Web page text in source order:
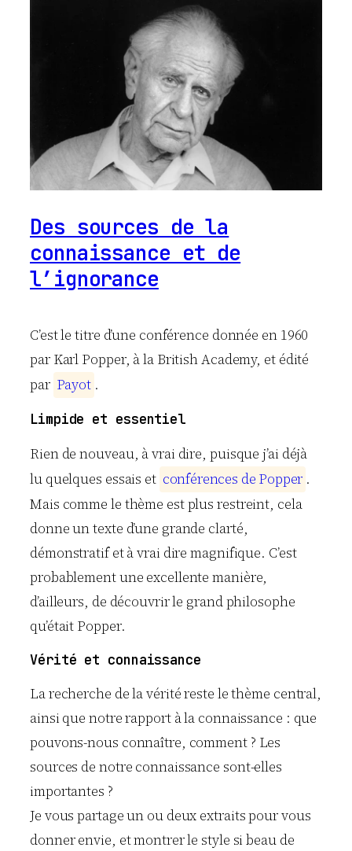
Des sources de la
connaissance et de
l’ignorance
C’est le titre d’une conférence donnée en 1960
par Karl Popper, à la British Academy, et édité
par Payot .
Limpide et essentiel
Rien de nouveau, à vrai dire, puisque j’ai déjà
lu quelques essais et conférences de Popper .
Mais comme le thème est plus restreint, cela
donne un texte d’une grande clarté,
démonstratif et à vrai dire magnifique. C’est
probablement une excellente manière,
d’ailleurs, de découvrir le grand philosophe
qu’était Popper.
Vérité et connaissance
La recherche de la vérité reste le thème central,
ainsi que notre rapport à la connaissance : que
pouvons-nous connaître, comment ? Les
sources de notre connaissance sont-elles
importantes ?
Je vous partage un ou deux extraits pour vous
donner envie, et montrer le style si beau de